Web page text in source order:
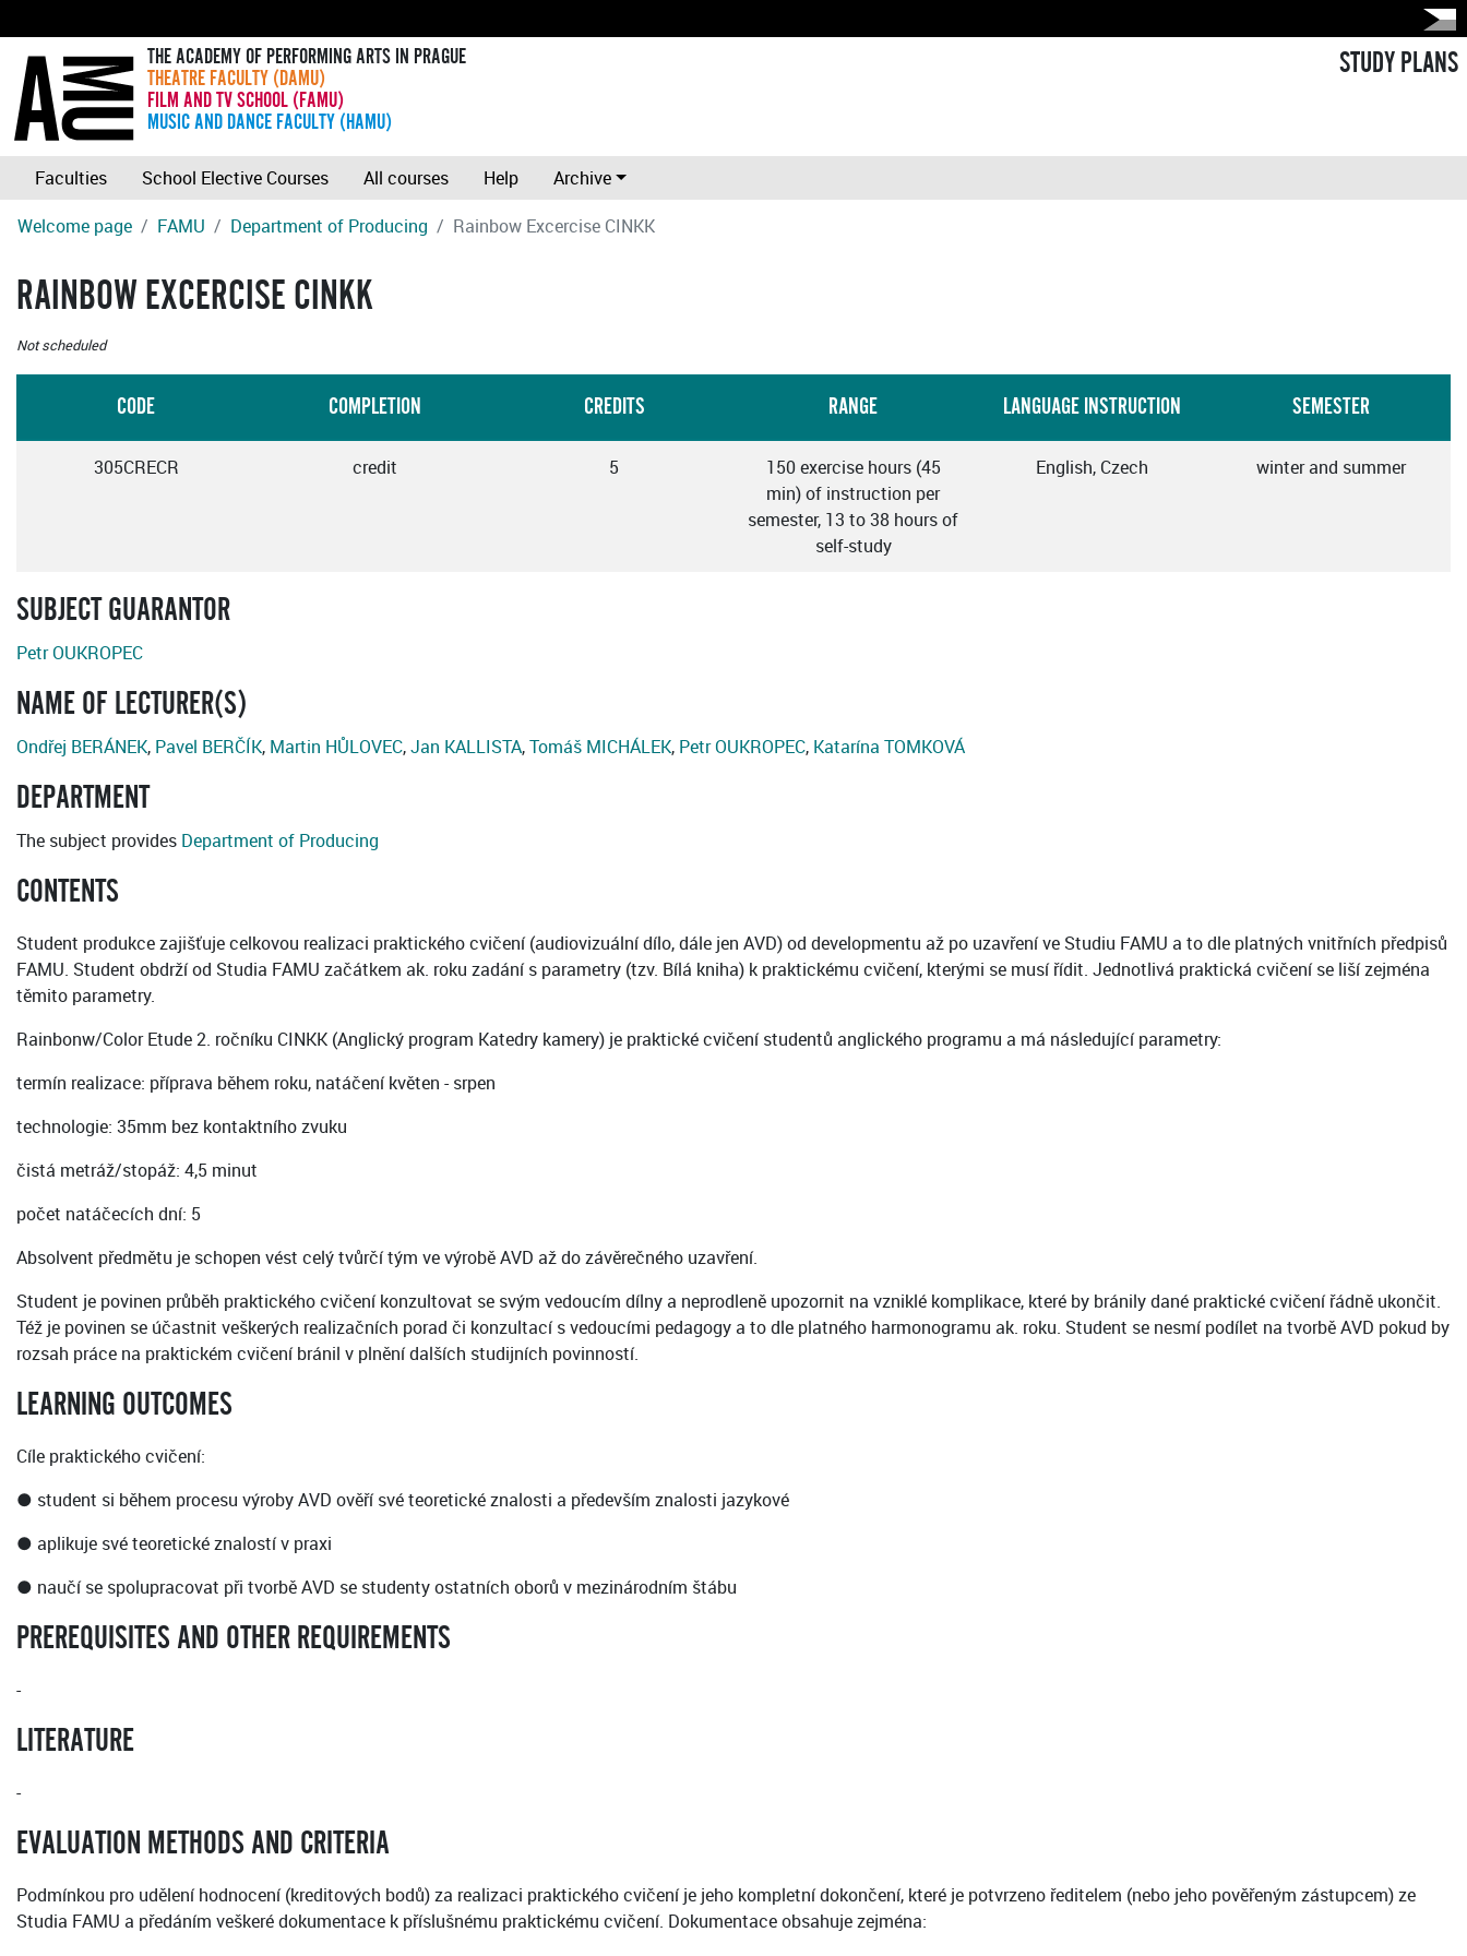
THE ACADEMY OF PERFORMING ARTS IN PRAGUE
THEATRE FACULTY (DAMU)
FILM AND TV SCHOOL (FAMU)
MUSIC AND DANCE FACULTY (HAMU)
STUDY PLANS
Faculties School Elective Courses All courses Help
Archive
Welcome page
FAMU Department of Producing Rainbow Excercise CINKK
RAINBOW EXCERCISE CINKK
Not scheduled
CODE COMPLETION CREDITS RANGE LANGUAGE INSTRUCTION SEMESTER
305CRECR credit 5
150 exercise hours (45
min) of instruction per
semester, 13 to 38 hours of
self-study
English, Czech winter and summer
SUBJECT GUARANTOR
Petr OUKROPEC
NAME OF LECTURER(S)
Ondřej BERÁNEK, Pavel BERČÍK, Martin HŮLOVEC,Jan KALLISTA,Tomáš MICHÁLEK, Petr OUKROPEC, Katarína TOMKOVÁ
DEPARTMENT
The subject provides Department of Producing
CONTENTS
Student produkce zajišťuje celkovou realizaci praktického cvičení (audiovizuální dílo, dále jen AVD) od developmentu až po uzavření ve Studiu FAMU a to dle platných vnitřních předpisů
FAMU. Student obdrží od Studia FAMU začátkem ak. roku zadání s parametry (tzv. Bílá kniha) k praktickému cvičení, kterými se musí řídit. Jednotlivá praktická cvičení se liší zejména
těmito parametry.
Rainbonw/Color Etude 2. ročníku CINKK (Anglický program Katedry kamery) je praktické cvičení studentů anglického programu a má následující parametry:
termín realizace: příprava během roku, natáčení květen - srpen
technologie: 35mm bez kontaktního zvuku
čistá metráž/stopáž: 4,5 minut
počet natáčecích dní: 5
Absolvent předmětu je schopen vést celý tvůrčí tým ve výrobě AVD až do závěrečného uzavření.
Student je povinen průběh praktického cvičení konzultovat se svým vedoucím dílny a neprodleně upozornit na vzniklé komplikace, které by bránily dané praktické cvičení řádně ukončit.
Též je povinen se účastnit veškerých realizačních porad či konzultací s vedoucími pedagogy a to dle platného harmonogramu ak. roku. Student se nesmí podílet na tvorbě AVD pokud by
rozsah práce na praktickém cvičení bránil v plnění dalších studijních povinností.
LEARNING OUTCOMES
Cíle praktického cvičení:
● student si během procesu výroby AVD ověří své teoretické znalosti a především znalosti jazykové
● aplikuje své teoretické znalostí v praxi
● naučí se spolupracovat při tvorbě AVD se studenty ostatních oborů v mezinárodním štábu
PREREQUISITES AND OTHER REQUIREMENTS
-
LITERATURE
-
EVALUATION METHODS AND CRITERIA
Podmínkou pro udělení hodnocení (kreditových bodů) za realizaci praktického cvičení je jeho kompletní dokončení, které je potvrzeno ředitelem (nebo jeho pověřeným zástupcem) ze
Studia FAMU a předáním veškeré dokumentace k příslušnému praktickému cvičení. Dokumentace obsahuje zejména: